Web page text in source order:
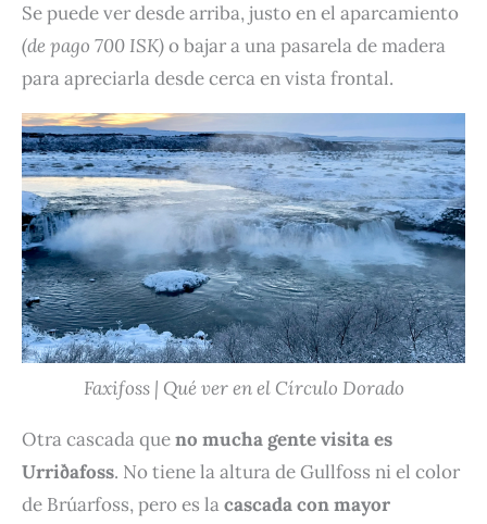
Se puede ver desde arriba, justo en el aparcamiento
(de pago 700 ISK)o bajar a una pasarela de madera
para apreciarla desde cerca en vista frontal.
Faxifoss | Qué ver en el Círculo Dorado
Otra cascada queno mucha gente visita es
Urriðafoss. No tiene la altura de Gullfoss ni el color
de Brúarfoss, pero es lacascada con mayor